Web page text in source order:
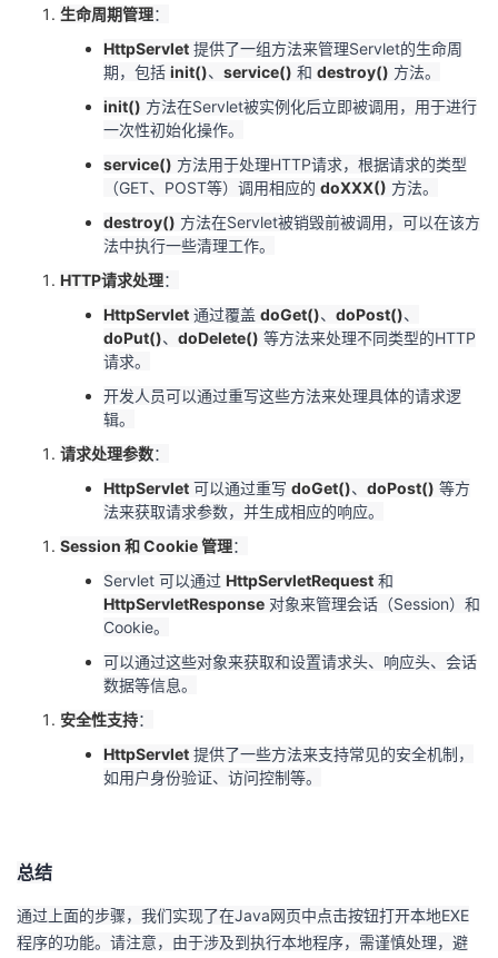
生命周期管理：
HttpServlet 提供了一组方法来管理Servlet的生命周
期，包括 init()、 service() 和 destroy() 方法。
init() 方法在Servlet被实例化后立即被调用，用于进行
一次性初始化操作。
service() 方法用于处理HTTP请求，根据请求的类型
（GET、POST等）调用相应的 doXXX() 方法。
destroy() 方法在Servlet被销毁前被调用，可以在该方
法中执行一些清理工作。
HTTP请求处理：
HttpServlet 通过覆盖 doGet()、 doPost()、
doPut()、 doDelete() 等方法来处理不同类型的HTTP
请求。
开发人员可以通过重写这些方法来处理具体的请求逻
辑。
请求处理参数：
HttpServlet 可以通过重写 doGet()、 doPost() 等方
法来获取请求参数，并生成相应的响应。
Session 和 Cookie 管理：
Servlet 可以通过 HttpServletRequest 和
HttpServletResponse 对象来管理会话（Session）和
Cookie。
可以通过这些对象来获取和设置请求头、响应头、会话
数据等信息。
安全性支持：
HttpServlet 提供了一些方法来支持常见的安全机制，
如用户身份验证、访问控制等。
总结
通过上面的步骤，我们实现了在Java网页中点击按钮打开本地EXE
程序的功能。请注意，由于涉及到执行本地程序，需谨慎处理，避